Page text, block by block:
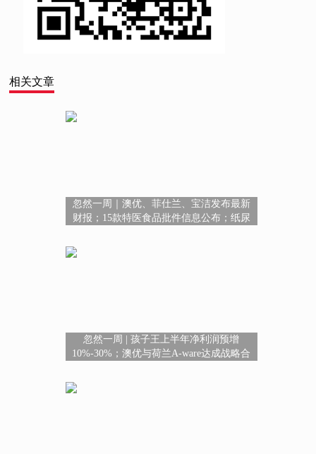
相关文章
忽然一周｜澳优、菲仕兰、宝洁发布最新
财报；15款特医食品批件信息公布；纸尿
忽然一周 | 孩子王上半年净利润预增
10%-30%；澳优与荷兰A-ware达成战略合